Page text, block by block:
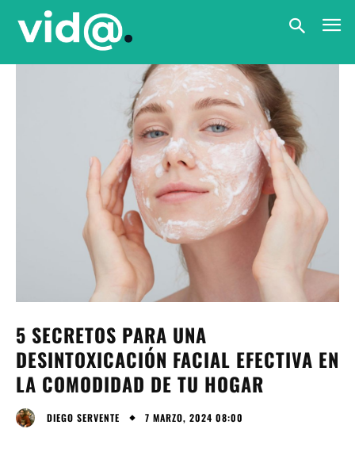
5 SECRETOS PARA UNA
DESINTOXICACIÓN FACIAL EFECTIVA EN
LA COMODIDAD DE TU HOGAR
DIEGO SERVENTE 7 MARZO, 2024 08:00